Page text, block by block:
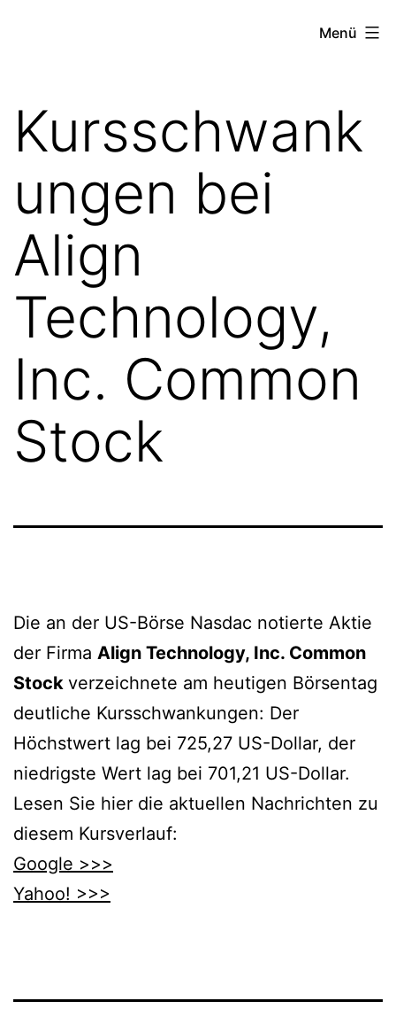
project
Menü
Kursschwank
ungen bei
Align
Technology,
Inc. Common
Stock
Die an der US-Börse Nasdac notierte Aktie
der Firma Align Technology, Inc. Common
Stock verzeichnete am heutigen Börsentag
deutliche Kursschwankungen: Der
Höchstwert lag bei 725,27 US-Dollar, der
niedrigste Wert lag bei 701,21 US-Dollar.
Lesen Sie hier die aktuellen Nachrichten zu
diesem Kursverlauf:
Google >>>
Yahoo! >>>